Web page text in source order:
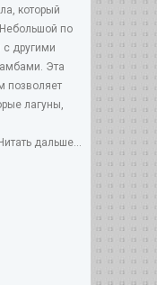
который
по
с другими
Эта
позволяет
лагуны,
дальше...